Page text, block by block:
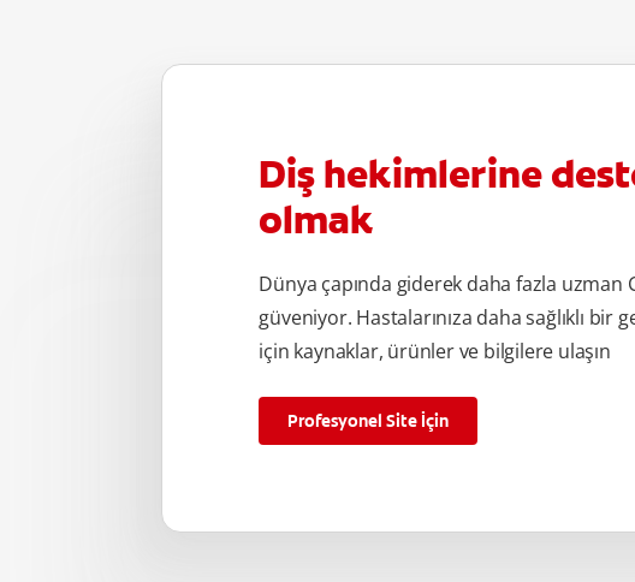
Diş hekimlerine
olmak
Dünya çapında giderek daha fazla uzman
güveniyor. Hastalarınıza daha sağlıklı bir
için kaynaklar, ürünler ve bilgilere ulaşın
Profesyonel Site İçin